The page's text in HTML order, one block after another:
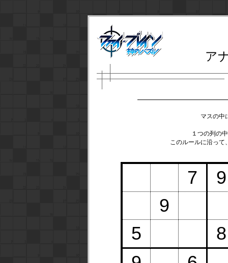
ア
マスの中
１つの列の
このルールに沿って
7
9
9
5
8